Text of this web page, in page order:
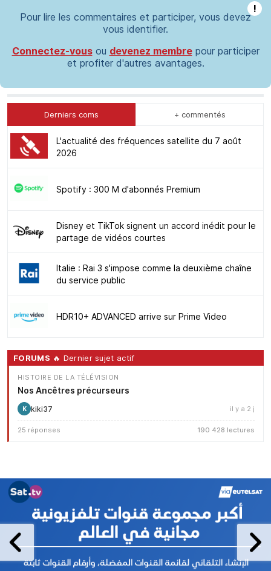
!
Pour lire les commentaires et participer, vous devez
vous identifier.
Connectez-vousou devenez membrepour participer
et profiter d'autres avantages.
Derniers coms + commentés
L'actualité des fréquences satellite du 7 août
2026
Spotify : 300 M d'abonnés Premium
Disney et TikTok signent un accord inédit pour le
partage de vidéos courtes
Italie : Rai 3 s'impose comme la deuxième chaîne
du service public
HDR10+ ADVANCED arrive sur Prime Video
FORUMS 🔥 Dernier sujet actif
HISTOIRE DE LA TÉLÉVISION
Nos Ancêtres précurseurs
K kiki37 il y a 2 j
25 réponses 190 428 lectures